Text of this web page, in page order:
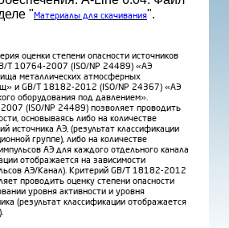
" Материалы для скачивания".
оценки степени опасности источников
T 10764-2007 (ISO/NP 24489) «АЭ
металлических атмосферных
и GB/T 18182-2012 (ISO/NP 24367) «АЭ
оборудования под давлением».
(ISO/NP 24489) позволяет проводить
основываясь либо на количестве
источника АЭ, (результат классификации
группе), либо на количестве
АЭ для каждого отдельного канала
отображается на зависимости
АЭ/Канал). Критерий GB/T 18182-2012
проводить оценку степени опасности
уровня активности и уровня
(результат классификации отображается